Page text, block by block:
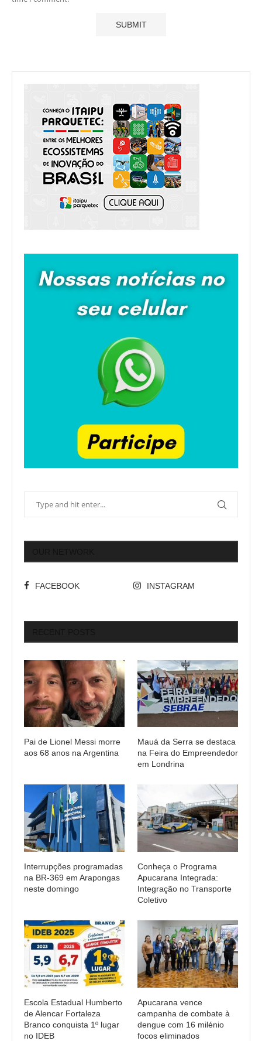
FACEBOOK INSTAGRAM
Pai de Lionel Messi morre
aos 68 anos na Argentina
Mauá da Serra se destaca
na Feira do Empreendedor
em Londrina
Interrupções programadas
na BR-369 em Arapongas
neste domingo
Conheça o Programa
Apucarana Integrada:
Integração no Transporte
Coletivo
Escola Estadual Humberto
de Alencar Fortaleza
Branco conquista 1º lugar
no IDEB
Apucarana vence
campanha de combate à
dengue com 16 milénio
focos eliminados